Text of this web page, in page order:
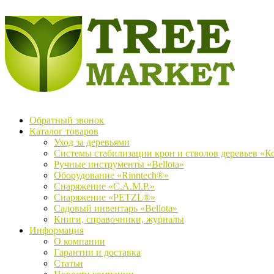
Обратный звонок
Каталог товаров
Уход за деревьями
Системы стабилизации крон и стволов деревьев
Ручные инструменты «Bellota»
Оборудование «Rinntech®»
Снаряжение «C.A.M.P.»
Снаряжение «PETZL®»
Садовый инвентарь «Bellota»
Книги, справочники, журналы
Информация
О компании
Гарантии и доставка
Статьи